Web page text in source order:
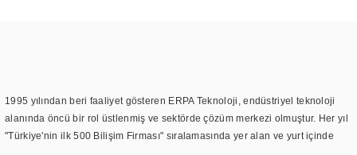
1995 yılından beri faaliyet gösteren ERPA Teknoloji, endüstriyel teknoloji
alanında öncü bir rol üstlenmiş ve sektörde çözüm merkezi olmuştur. Her yıl
"Türkiye'nin ilk 500 Bilişim Firması" sıralamasında yer alan ve yurt içinde